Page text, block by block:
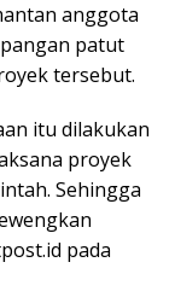
anggota
patut
tersebut.
itu dilakukan
proyek
Sehingga
pada